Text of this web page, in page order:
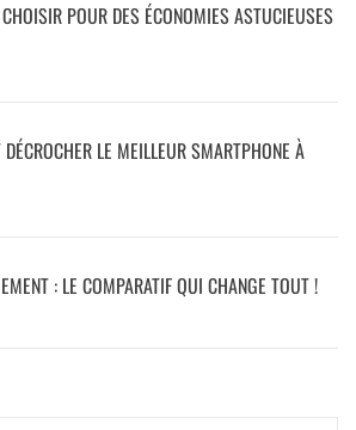
POUR DES ÉCONOMIES ASTUCIEUSES
LE MEILLEUR SMARTPHONE À
: LE COMPARATIF QUI CHANGE TOUT !